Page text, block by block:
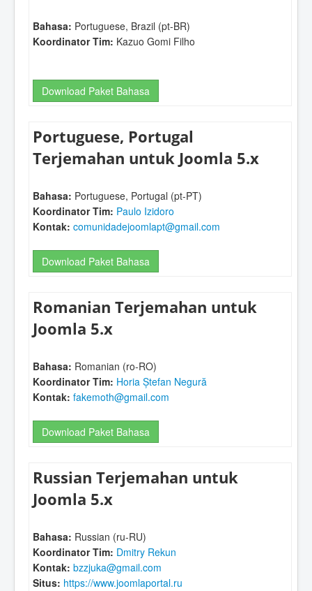
Bahasa: Portuguese, Brazil (pt-BR)
Koordinator Tim: Kazuo Gomi Filho
Download Paket Bahasa
Portuguese, Portugal
Terjemahan untuk Joomla 5.x
Bahasa: Portuguese, Portugal (pt-PT)
Koordinator Tim: Paulo Izidoro
Kontak: comunidadejoomlapt@gmail.com
Download Paket Bahasa
Romanian Terjemahan untuk
Joomla 5.x
Bahasa: Romanian (ro-RO)
Koordinator Tim: Horia Ștefan Negură
Kontak: fakemoth@gmail.com
Download Paket Bahasa
Russian Terjemahan untuk
Joomla 5.x
Bahasa: Russian (ru-RU)
Koordinator Tim: Dmitry Rekun
Kontak: bzzjuka@gmail.com
Situs: https://www.joomlaportal.ru